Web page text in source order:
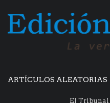
ARTÍCULOS ALEATORIAS
El Tribunal